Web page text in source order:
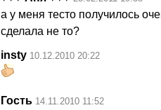
а у меня тесто получилось
сделала не то?
insty 10.12.2010 20:22
Гость 14.11.2010 11:52